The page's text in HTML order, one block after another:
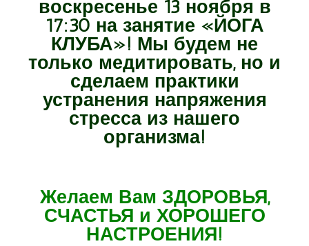
воскресенье 13 ноября в
17:30 на занятие «ЙОГА
КЛУБА»! Мы будем не
только медитировать, но и
сделаем практики
устранения напряжения
стресса из нашего
организма!
Желаем Вам ЗДОРОВЬЯ,
СЧАСТЬЯ и ХОРОШЕГО
НАСТРОЕНИЯ!